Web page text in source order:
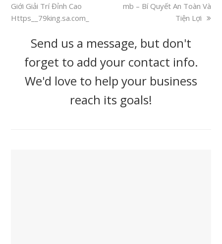
post:
Giới Giải Trí Đỉnh Cao
Https__79king.sa.com_
post:
mb – Bí Quyết An Toàn Và
Tiện Lợi
Send us a message, but don't
forget to add your contact info.
We'd love to help your business
reach its goals!